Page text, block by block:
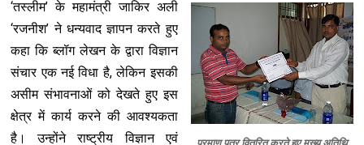
‘तस्लीम’ के महामंत्री जाकिर अली
‘रजनीश’ ने धन्यवाद ज्ञापन करते हुए
कहा कि ब्लॉग लेखन के द्वारा विज्ञान
संचार एक नई विधा है, लेकिन इसकी
असीम संभावनाओं को देखते हुए इस
क्षेत्र में कार्य करने की आवश्यकता
है। उन्होंने राष्ट्रीय विज्ञान एवं